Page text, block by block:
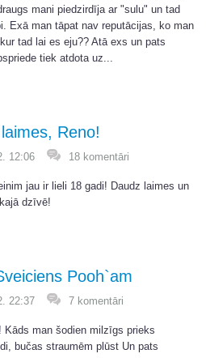
mani piedzirdīja ar "sulu" un tad
Exā man tāpat nav reputācijas, ko man
tad lai es eju?? Atā exs un pats
tiek atdota uz...
Reno!
12:06 18 komentāri
jau ir lieli 18 gadi! Daudz laimes un
dzīvē!
Pooh`am
22:37 7 komentāri
man šodien milzīgs prieks
bučas straumēm plūst Un pats